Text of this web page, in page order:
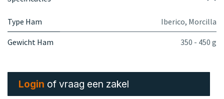
Type Ham Iberico, Morcilla
Gewicht Ham 350 - 450 g
Login of vraag een zakel